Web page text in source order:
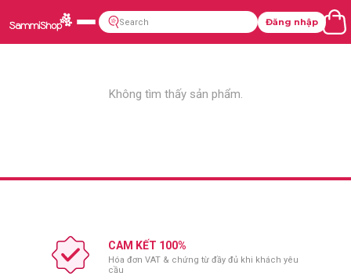
Đăng nhập
Không tìm thấy sản phẩm.
CAM KẾT 100%
Hóa đơn VAT & chứng từ đầy đủ khi khách yêu
cầu